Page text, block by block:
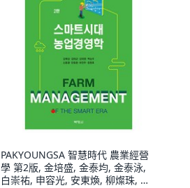
PAKYOUNGSA 智慧時代 農業經營
學 第2版, 金培盛, 金泰均, 金泰泳,
白崇祐, 申容光, 安東煥, 柳燦珠, 鄭